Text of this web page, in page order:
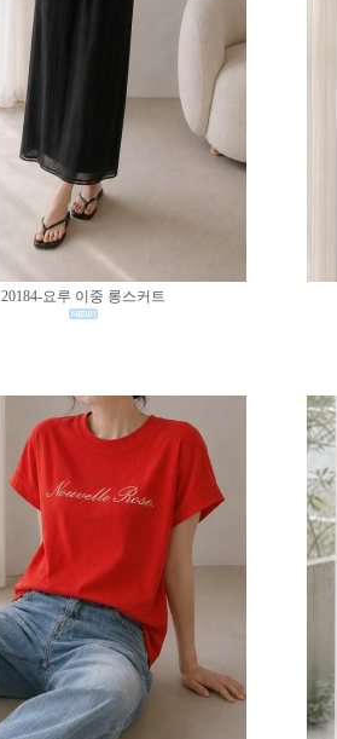
20184-요루 이중 롱스커트